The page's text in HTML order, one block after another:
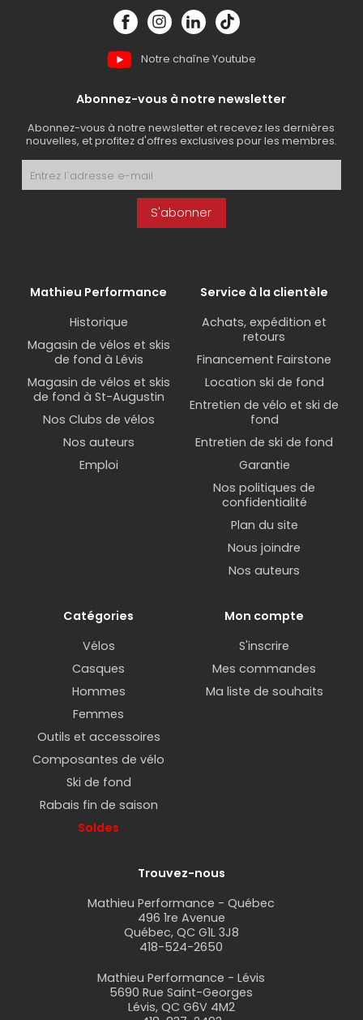
Notre chaîne Youtube
Abonnez-vous à notre newsletter
Abonnez-vous à notre newsletter et recevez les dernières
nouvelles, et profitez d'offres exclusives pour les membres.
S'abonner
Mathieu Performance
Historique
Magasin de vélos et skis
de fond à Lévis
Magasin de vélos et skis
de fond à St-Augustin
Nos Clubs de vélos
Nos auteurs
Emploi
Service à la clientèle
Achats, expédition et
retours
Financement Fairstone
Location ski de fond
Entretien de vélo et ski de
fond
Entretien de ski de fond
Garantie
Nos politiques de
confidentialité
Plan du site
Nous joindre
Nos auteurs
Catégories
Vélos
Casques
Hommes
Femmes
Outils et accessoires
Composantes de vélo
Ski de fond
Rabais fin de saison
Soldes
Mon compte
S'inscrire
Mes commandes
Ma liste de souhaits
Trouvez-nous
Mathieu Performance - Québec
496 1re Avenue
Québec, QC G1L 3J8
418-524-2650
Mathieu Performance - Lévis
5690 Rue Saint-Georges
Lévis, QC G6V 4M2